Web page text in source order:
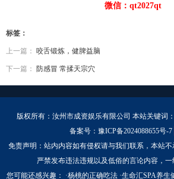
微信：qt2027qt
标签：
上一篇： 咬舌锻炼，健脾益脑
下一篇： 防感冒 常揉天宗穴
版权所有：汝州市成资娱乐有限公司 本站关键词：
备案号： 豫ICP备2024088655号-7
免责声明：站内内容如有侵权请与我们联系，本站不
严禁发布违法违规以及低俗的言论内容，一
您可能还感兴趣： ·杨桃的正确吃法·生命汇SPA养生